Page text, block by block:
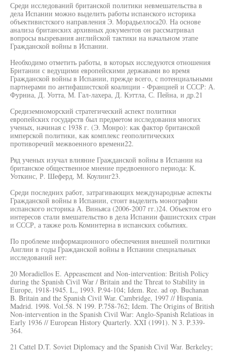
Среди исследований британской политики невмешательства в
дела Испании можно выделить работы испанского историка
объективистского направления Э. Морадьеллоса20. На основе
анализа британских архивных документов он рассматривал
вопросы вызревания английской тактики на начальном этапе
Гражданской войны в Испании.
Необходимо отметить работы, в которых исследуются отношения
Британии с ведущими европейскими державами во время
Гражданской войны в Испании, прежде всего, с потенциальными
партнерами по антифашистской коалиции - Францией и СССР: А.
Фурниа, Д. Уотта, М. Гал-лахера, Д. Кэттла, С. Пейна, и др.21
Средиземноморский стратегический аспект политики
европейских государств был предметом исследования многих
ученых, начиная с 1938 г. (Э. Монро): как фактор британской
имперской политики, как комплекс геополитических
противоречий межвоенного времени22.
Ряд ученых изучал влияние Гражданской войны в Испании на
британское общественное мнение предвоенного периода: К.
Уоткинс, Р. Шеферд, М. Коулинг23.
Среди последних работ, затрагивающих международные аспекты
Гражданской войны в Испании, стоит выделить монографии
испанского историка А. Виньяса (2006-2007 гг.)24. Объектом его
интересов стали вмешательство в дела Испании фашистских стран
и СССР, а также роль Коминтерна в испанских событиях.
По проблеме информационного обеспечения внешней политики
Англии в годы Гражданской войны в Испании специальных
исследований нет:
20 Moradiellos E. Appeasement and Non-intervention: British Policy
during the Spanish Civil War / Britain and the Threat to Stability in
Europe, 1918-1945. L„ 1993. P.94-104; Idem. Ree. ad op. Buchanan
B. Britain and the Spanish Civil War. Cambridge, 1997 // Hispania.
Madrid. 1998. Vol.58. N 199. P.758-762; Idem. The Origins of British
Non-intervention in the Spanish Civil War: Anglo-Spanish Relatioas in
Early 1936 // European History Quarterly. XXI (1991). N 3. P.339-
364.
21 Cattel D.T. Soviet Diplomacy and the Spanish Civil War. Berkeley;